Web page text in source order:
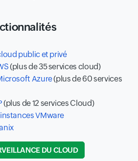
public et privé
(plus de 35 services cloud)
Azure(plus de 60 services
(plus de 12 services Cloud)
VMware
DU CLOUD